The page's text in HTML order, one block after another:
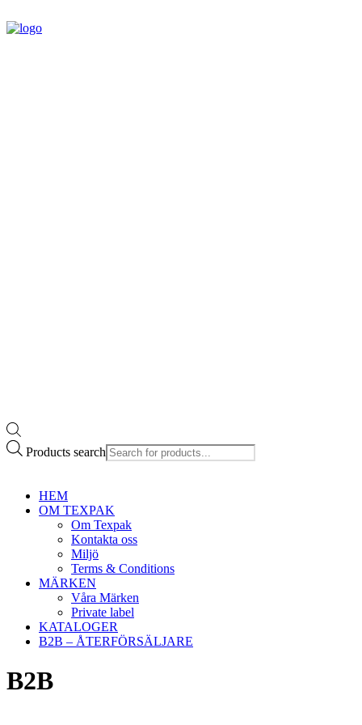
Products search
HEM
OM TEXPAK
Om Texpak
Kontakta oss
Miljö
Terms & Conditions
MÄRKEN
Våra Märken
Private label
KATALOGER
B2B – ÅTERFÖRSÄLJARE
B2B